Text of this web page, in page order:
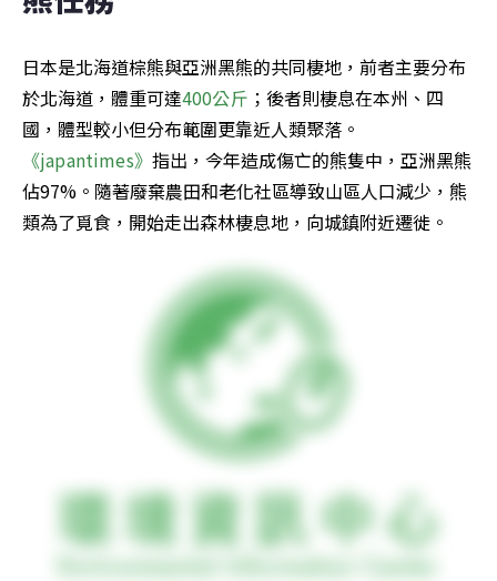
日本是北海道棕熊與亞洲黑熊的共同棲地，前者主要分布
於北海道，體重可達400公斤 ；後者則棲息在本州、四
國，體型較小但分布範圍更靠近人類聚落。
《japantimes》 指出，今年造成傷亡的熊隻中，亞洲黑熊
佔97%。隨著廢棄農田和老化社區導致山區人口減少，熊
類為了覓食，開始走出森林棲息地，向城鎮附近遷徙。